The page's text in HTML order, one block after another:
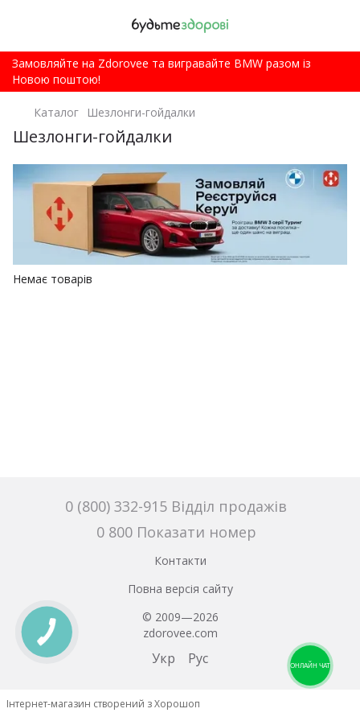
Замовляйте на Zdorovee та вигравайте BMW разом із
Новою поштою!
Каталог Шезлонги-гойдалки
Шезлонги-гойдалки
Немає товарів
0 (800) 332-915 Відділ продажів
0 800 Показати номер
Контакти
Повна версія сайту
© 2009—2026
zdorovee.com
Укр Рус
Інтернет-магазин створений з Хорошоп
ОНЛАЙН ЧАТ